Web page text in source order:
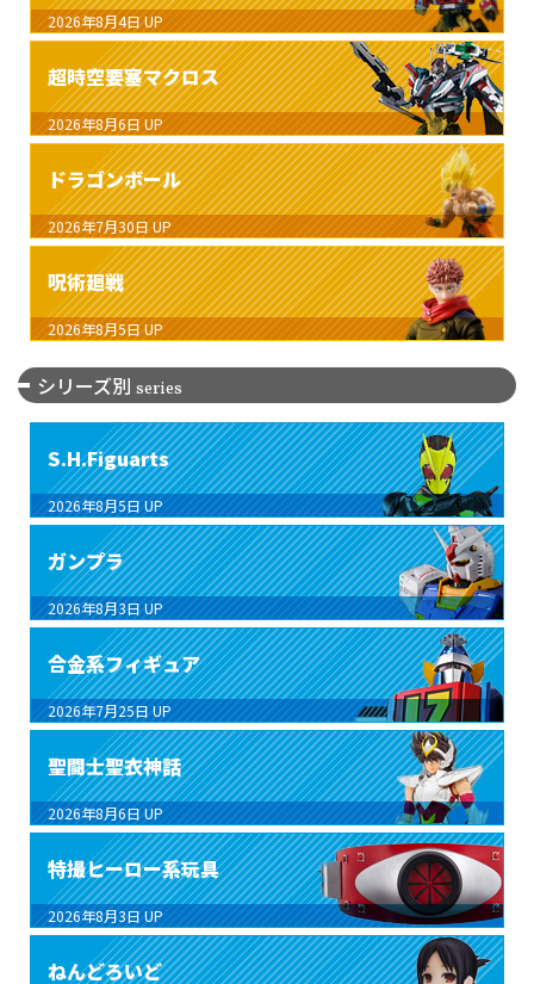
2026年8月4日 UP
超時空要塞マクロス
2026年8月6日 UP
ドラゴンボール
2026年7月30日 UP
呪術廻戦
2026年8月5日 UP
シリーズ別 series
S.H.Figuarts
2026年8月5日 UP
ガンプラ
2026年8月3日 UP
合金系フィギュア
2026年7月25日 UP
聖闘士聖衣神話
2026年8月6日 UP
特撮ヒーロー系玩具
2026年8月3日 UP
ねんどろいど